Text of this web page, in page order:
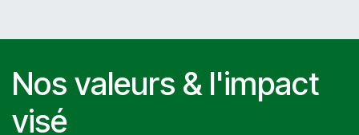
Nos valeurs & l'impact
visé